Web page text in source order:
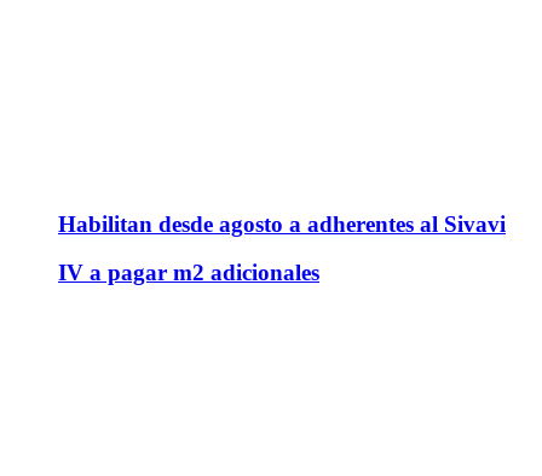
Habilitan desde agosto a adherentes al Sivavi
IV a pagar m2 adicionales